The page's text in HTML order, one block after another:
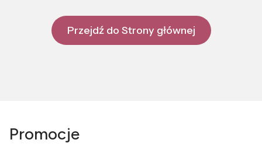
Przejdź do Strony głównej
Promocje